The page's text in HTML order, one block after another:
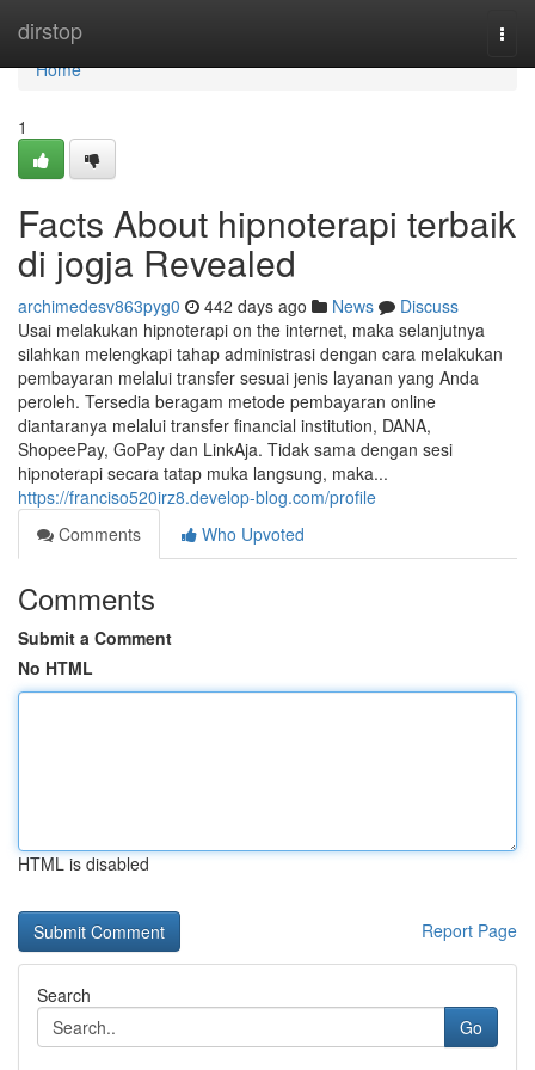
dirstop
Home
Home
1
Facts About hipnoterapi terbaik
di jogja Revealed
archimedesv863pyg0 442 days ago News
Discuss
Usai melakukan hipnoterapi on the internet, maka selanjutnya
silahkan melengkapi tahap administrasi dengan cara melakukan
pembayaran melalui transfer sesuai jenis layanan yang Anda
peroleh. Tersedia beragam metode pembayaran online
diantaranya melalui transfer financial institution, DANA,
ShopeePay, GoPay dan LinkAja. Tidak sama dengan sesi
hipnoterapi secara tatap muka langsung, maka...
https://franciso520irz8.develop-blog.com/profile
Comments
Who Upvoted
Comments
Submit a Comment
No HTML
HTML is disabled
Report Page
Search
Go